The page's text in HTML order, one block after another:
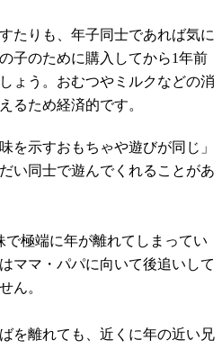
たりも、年子同士であれば気に
子のために購入してから1年前
ょう。おむつやミルクなどの消
るため経済的です。
を示すおもちゃや遊びが同じ」
い同士で遊んでくれることがあ
で極端に年が離れてしまってい
ママ・パパに向いて後追いして
ん。
を離れても、近くに年の近い兄